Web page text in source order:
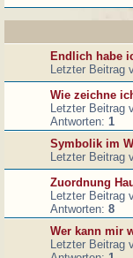
Endlich habe
Letzter Beitrag
Wie zeichne
Letzter Beitrag
Antworten: 1
Symbolik im
Letzter Beitrag
Zuordnung
Letzter Beitrag
Antworten: 8
Wer kann mir
Letzter Beitrag